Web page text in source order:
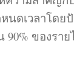
นดเวลาโดย
90% ของรา